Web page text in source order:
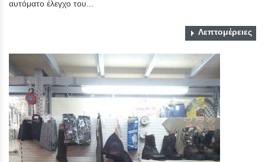
αυτόματο έλεγχο του...
Λεπτομέρειες